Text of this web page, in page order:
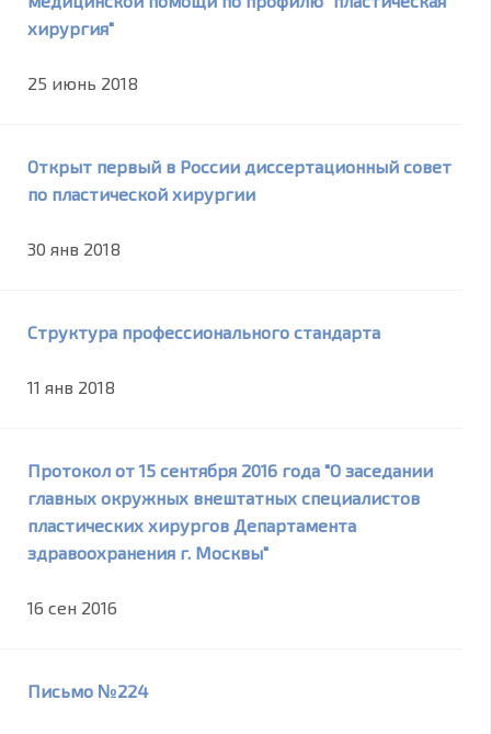
хирургия"
25 июнь 2018
Открыт первый в России диссертационный совет
по пластической хирургии
30 янв 2018
Структура профессионального стандарта
11 янв 2018
Протокол от 15 сентября 2016 года "О заседании
главных окружных внештатных специалистов
пластических хирургов Департамента
здравоохранения г. Москвы"
16 сен 2016
Письмо №224